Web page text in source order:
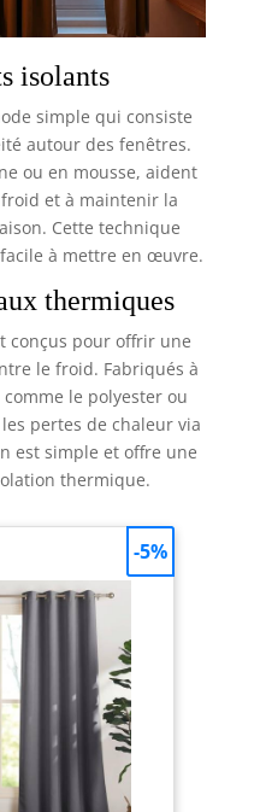
isolants
simple qui consiste
autour des fenêtres.
ou en mousse, aident
froid et à maintenir la
Cette technique
à mettre en œuvre.
thermiques
conçus pour offrir une
le froid. Fabriqués à
le polyester ou
pertes de chaleur via
est simple et offre une
thermique.
-5%